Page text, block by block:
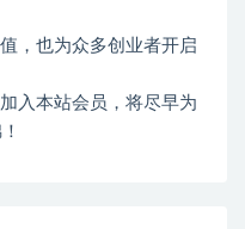
，也为众多创业者开启
入本站会员，将尽早为